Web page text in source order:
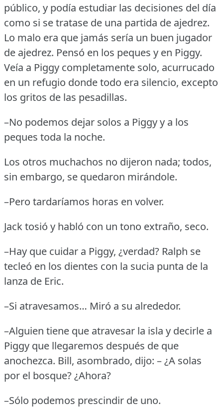
público, y podía estudiar las decisiones del día
como si se tratase de una partida de ajedrez.
Lo malo era que jamás sería un buen jugador
de ajedrez. Pensó en los peques y en Piggy.
Veía a Piggy completamente solo, acurrucado
en un refugio donde todo era silencio, excepto
los gritos de las pesadillas.
–No podemos dejar solos a Piggy y a los
peques toda la noche.
Los otros muchachos no dijeron nada; todos,
sin embargo, se quedaron mirándole.
–Pero tardaríamos horas en volver.
Jack tosió y habló con un tono extraño, seco.
–Hay que cuidar a Piggy, ¿verdad? Ralph se
tecleó en los dientes con la sucia punta de la
lanza de Eric.
–Si atravesamos… Miró a su alrededor.
–Alguien tiene que atravesar la isla y decirle a
Piggy que llegaremos después de que
anochezca. Bill, asombrado, dijo: – ¿A solas
por el bosque?¿Ahora?
–Sólo podemos prescindir de uno.